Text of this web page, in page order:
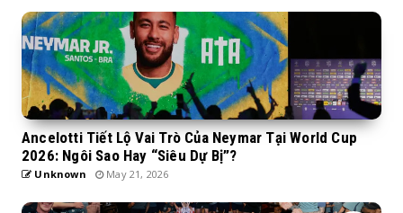
Ancelotti Tiết Lộ Vai Trò Của Neymar Tại World Cup
2026: Ngôi Sao Hay “Siêu Dự Bị”?
Unknown May 21, 2026